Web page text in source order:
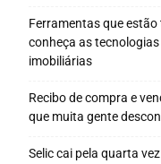
Ferramentas que
conheça as
imobiliárias
Recibo de compra e
que muita gente
Selic cai pela quarta